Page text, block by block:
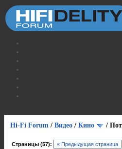
Hi-Fi Forum / Видео / Кино /
Страницы (57): « Предыдущая страница